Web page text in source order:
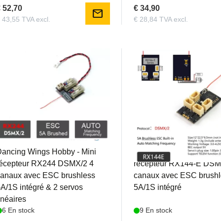
52,70
43,55 TVA excl. mail € 34,90
€ 28,84 TVA excl.
DWHRX244
Wings Hobby - Mini
RX244 DSMX/2 4
avec ESC brushless
1S intégré & 2 servos
6 En stock
DWHRX144-E
Dancing Wings Hobby -
récepteur RX144-E
canaux avec ESC
5A/1S intégré
9 En stock